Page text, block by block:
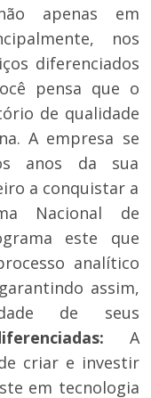
apenas em
nos
diferenciados
pensa que o
de qualidade
A empresa se
anos da sua
a conquistar a
Nacional de
este que
analítico
assim,
de seus
A
criar e investir
em tecnologia